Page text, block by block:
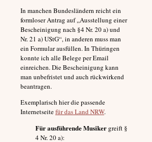
In manchen Bundesländern reicht ein
formloser Antrag auf „Ausstellung einer
Bescheinigung nach §4 Nr. 20 a) und
Nr. 21 a) UStG“, in anderen muss man
ein Formular ausfüllen. In Thüringen
konnte ich alle Belege per Email
einreichen. Die Bescheinigung kann
man unbefristet und auch rückwirkend
beantragen.
Exemplarisch hier die passende
Internetseitefür das Land NRW.
Für ausführende Musiker greift §
4 Nr. 20 a):